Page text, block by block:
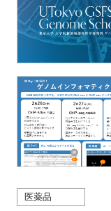
医薬品